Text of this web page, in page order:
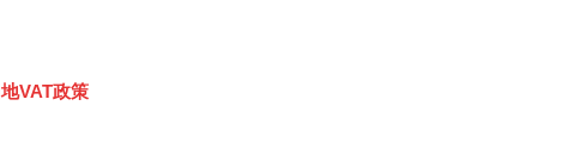
VAT政策